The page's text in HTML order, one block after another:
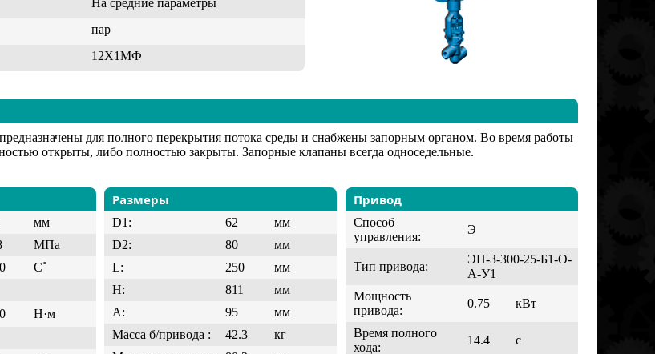
На средние параметры
пар
12Х1МФ
для полного перекрытия потока среды и снабжены запорным органом. Во время работы
открыты, либо полностью закрыты. Запорные клапаны всегда односедельные.
мм
МПа
C˚
Н·м
Размеры
D1: 62
мм
D2:
80
мм
L:
250
мм
H:
811
мм
A:
95
мм
Масса б/привода :
42.3
кг
Привод
Способ
управления:
Э
Тип привода:
ЭП-З-300-25-Б1-О-
А-У1
Мощность
привода:
0.75 кВт
Время полного
хода:
14.4 с